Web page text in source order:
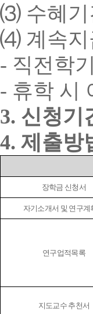
⑶ 수혜
⑷ 계속
- 직전학기
- 휴학 시
3. 신청기
4. 제출방
장학금 신청서
자기소개서 및 연구계
연구업적목록
지도교수 추천서